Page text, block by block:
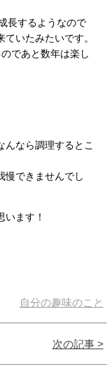
長するようなので
いたみたいです。
であと数年は楽し
んなら調理するとこ
慢できませんでし
ます！
自分の趣味のこと
次の記事 >